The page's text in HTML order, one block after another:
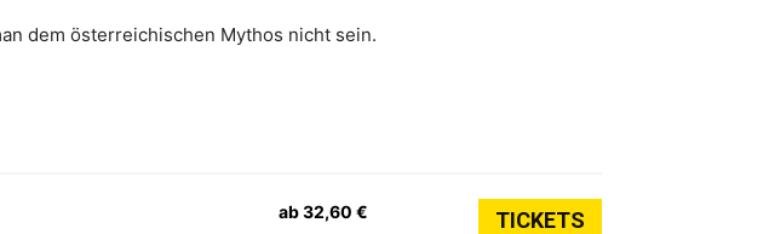
dem österreichischen Mythos nicht sein.
ab 32,60 € TICKETS